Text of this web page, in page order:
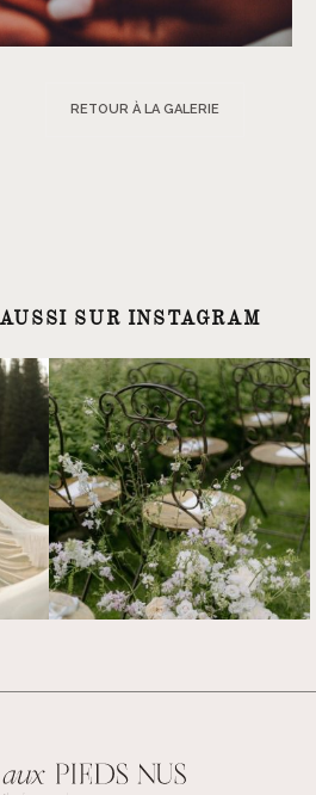
RETOUR À LA GALERIE
SUR INSTAGRAM